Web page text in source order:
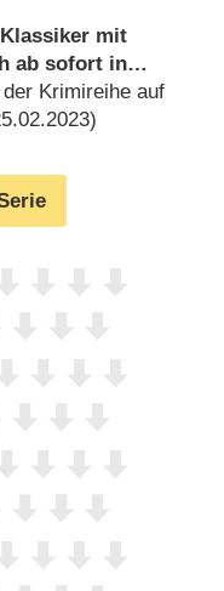
mit
ab sofort in
Krimireihe auf
)